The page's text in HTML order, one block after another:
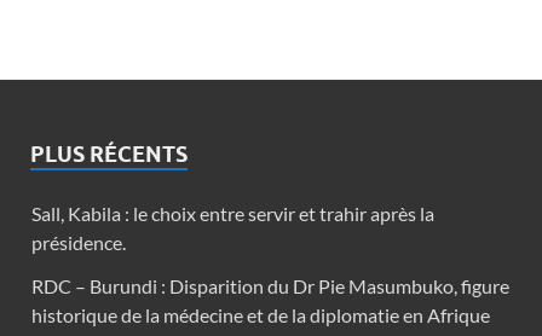
PLUS RÉCENTS
Sall, Kabila : le choix entre servir et trahir après la
présidence.
RDC – Burundi : Disparition du Dr Pie Masumbuko, figure
historique de la médecine et de la diplomatie en Afrique